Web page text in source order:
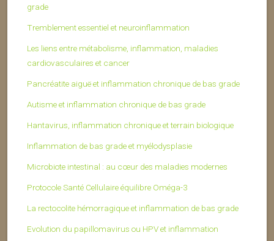
grade
Tremblement essentiel et neuroinflammation
Les liens entre métabolisme, inflammation, maladies
cardiovasculaires et cancer
Pancréatite aiguë et inflammation chronique de bas grade
Autisme et inflammation chronique de bas grade
Hantavirus, inflammation chronique et terrain biologique
Inflammation de bas grade et myélodysplasie
Microbiote intestinal : au cœur des maladies modernes
Protocole Santé Cellulaire équilibre Oméga-3
La rectocolite hémorragique et inflammation de bas grade
Evolution du papillomavirus ou HPV et inflammation